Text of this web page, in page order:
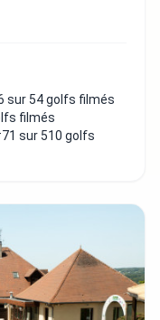
sur 54 golfs filmés
filmés
sur 510 golfs